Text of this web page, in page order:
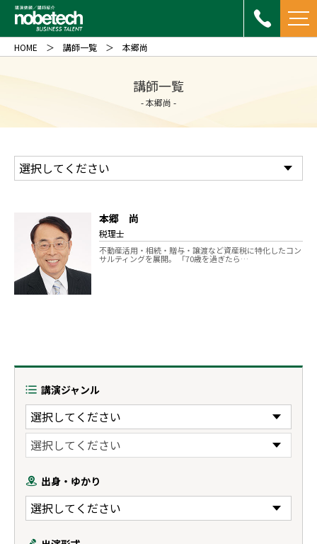
講師一覧
- 本郷尚 -
HOME 講師一覧 本郷尚
本郷 尚
税理士
不動産活用・相続・贈与・譲渡など資産税に特化したコン
サルティングを展開。 「70歳を過ぎたら…
講演ジャンル
出身・ゆかり